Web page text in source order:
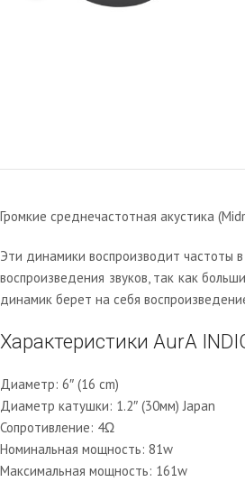
Громкие среднечастотная акустика
Эти динамики воспроизводит частоты
воспроизведения звуков, так как
динамик берет на себя
Характеристики AurA
Диаметр: 6″ (16 cm)
Диаметр катушки: 1.2″ (30мм) Japan
Сопротивление: 4Ω
Номинальная мощность: 81w
Максимальная мощность: 161w